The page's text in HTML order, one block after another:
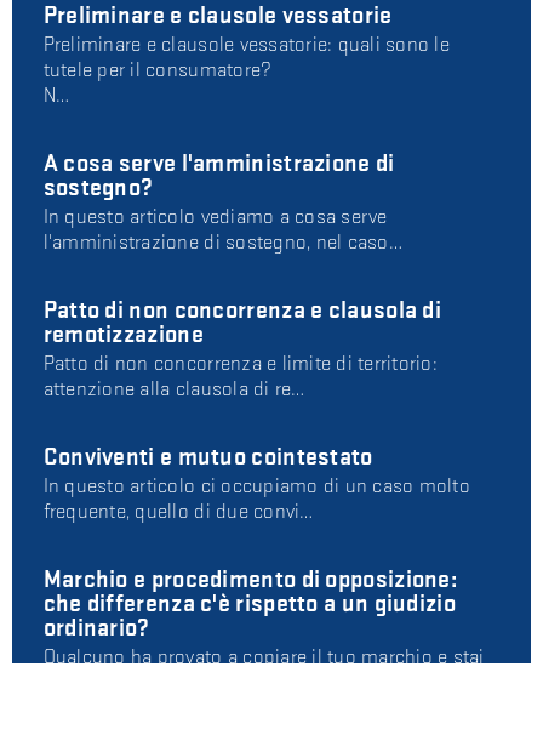
Preliminare e clausole vessatorie
Preliminare e clausole vessatorie: quali sono le
tutele per il consumatore?
N…
A cosa serve l'amministrazione di
sostegno?
In questo articolo vediamo a cosa serve
l'amministrazione di sostegno, nel caso…
Patto di non concorrenza e clausola di
remotizzazione
Patto di non concorrenza e limite di territorio:
attenzione alla clausola di re…
Conviventi e mutuo cointestato
In questo articolo ci occupiamo di un caso molto
frequente, quello di due convi…
Marchio e procedimento di opposizione:
che differenza c'è rispetto a un giudizio
ordinario?
Qualcuno ha provato a copiare il tuo marchio e stai